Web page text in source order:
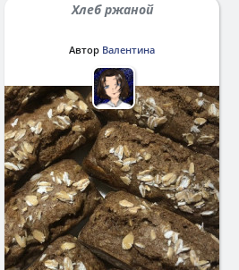
Хлеб ржаной
Автор Валентина